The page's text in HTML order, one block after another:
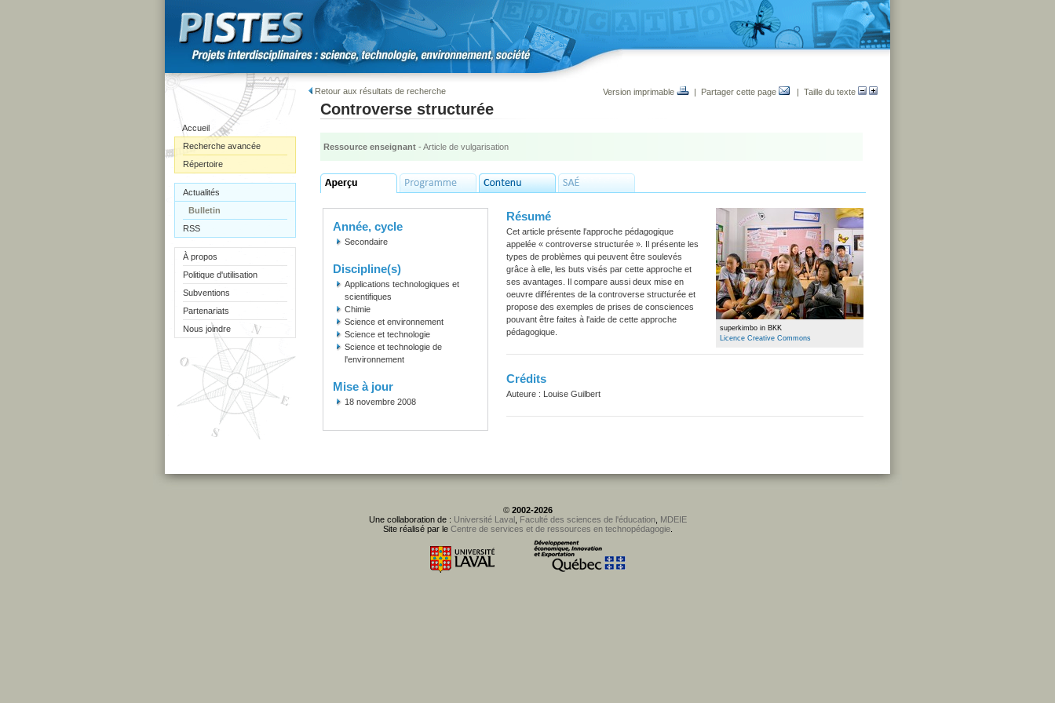
Accueil
Recherche avancée
Répertoire
Actualités
Bulletin
RSS
À propos
Politique d'utilisation
Subventions
Partenariats
Nous joindre
Retour aux résultats de recherche Version imprimable | Partager cette page | Taille du texte
Controverse structurée
Ressource enseignant - Article de vulgarisation
Année, cycle
Secondaire
Discipline(s)
Applications technologiques et
scientifiques
Chimie
Science et environnement
Science et technologie
Science et technologie de
l'environnement
Mise à jour
18 novembre 2008
superkimbo in BKK
Licence Creative Commons
Résumé
Cet article présente l'approche pédagogique
appelée « controverse structurée ». Il présente les
types de problèmes qui peuvent être soulevés
grâce à elle, les buts visés par cette approche et
ses avantages. Il compare aussi deux mise en
oeuvre différentes de la controverse structurée et
propose des exemples de prises de consciences
pouvant être faites à l'aide de cette approche
pédagogique.
Crédits
Auteure : Louise Guilbert
© 2002-2026
Une collaboration de : Université Laval, Faculté des sciences de l'éducation, MDEIE
Site réalisé par le Centre de services et de ressources en technopédagogie.